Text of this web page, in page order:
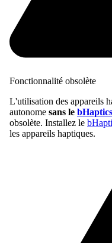
Fonctionnalité obsolète
L'utilisation des appareils
autonome sans le
obsolète. Installez le
les appareils haptiques.